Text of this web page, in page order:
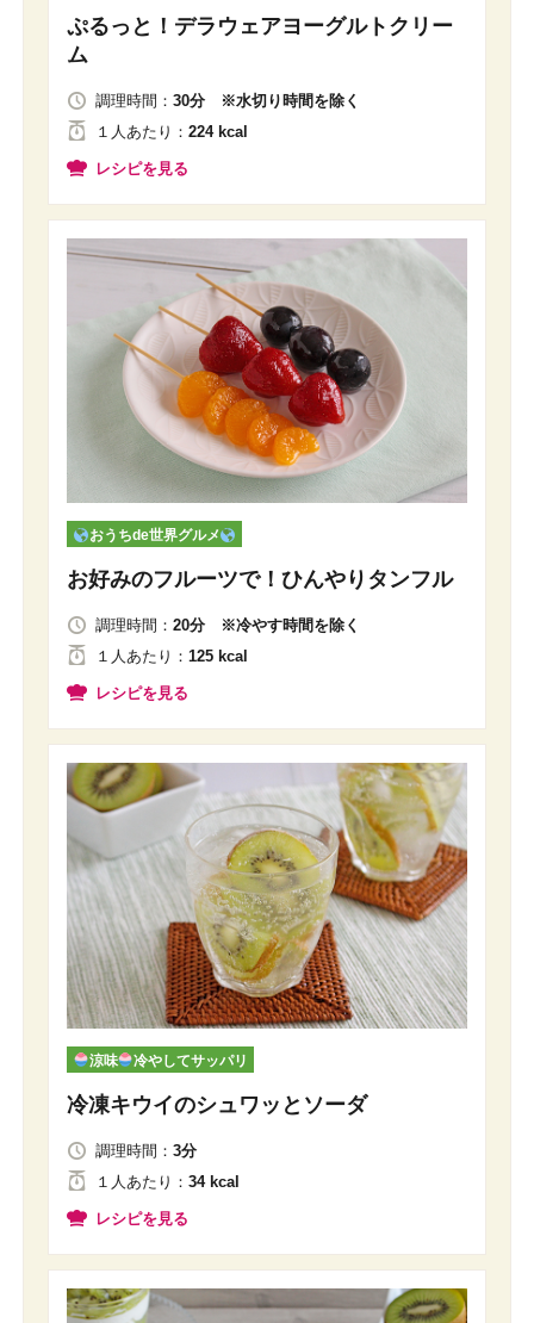
ぷるっと！デラウェアヨーグルトクリー
ム
調理時間： 30分 ※水切り時間を除く
１人 あたり ： 224 kcal
レシピを見る
おうちde世界グルメ
お好みのフルーツで！ひんやりタンフル
調理時間： 20分 ※冷やす時間を除く
１人あたり ： 125 kcal
レシピを見る
涼味 冷やしてサッパリ
冷凍キウイのシュワッとソーダ
調理時間： 3分
１人 あたり ： 34 kcal
レシピを見る